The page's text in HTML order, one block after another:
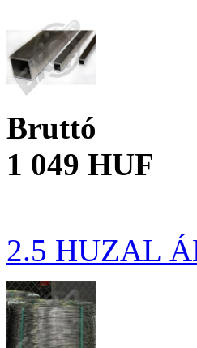
Bruttó
1 049 HUF
2.5 HUZAL